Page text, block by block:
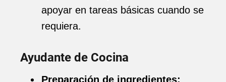
apoyar en tareas básicas cuando se
requiera.
Ayudante de Cocina
Preparación de ingredientes: